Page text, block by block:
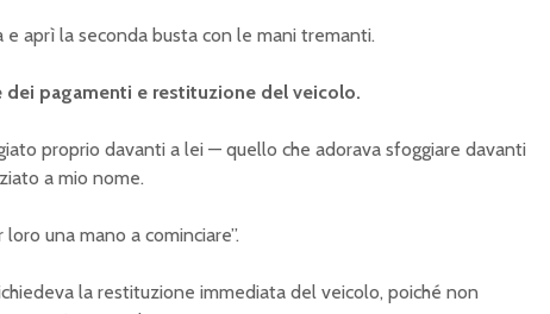
aprì la seconda busta con le mani tremanti.
dei pagamenti e restituzione del veicolo.
proprio davanti a lei — quello che adorava sfoggiare davanti
a mio nome.
una mano a cominciare”.
la restituzione immediata del veicolo, poiché non